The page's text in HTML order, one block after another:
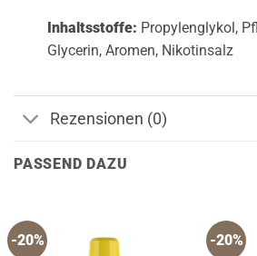
Inhaltsstoffe: Propylenglykol,
Glycerin, Aromen, Nikotinsalz
Rezensionen (0)
PASSEND DAZU
-20% -20%